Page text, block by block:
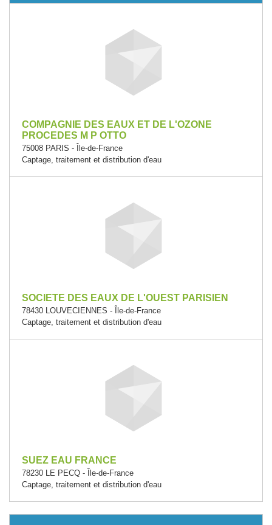
COMPAGNIE DES EAUX ET DE L'OZONE
PROCEDES M P OTTO
75008 PARIS - Île-de-France
Captage, traitement et distribution d'eau
SOCIETE DES EAUX DE L'OUEST PARISIEN
78430 LOUVECIENNES - Île-de-France
Captage, traitement et distribution d'eau
SUEZ EAU FRANCE
78230 LE PECQ - Île-de-France
Captage, traitement et distribution d'eau